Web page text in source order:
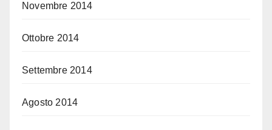
Novembre 2014
Ottobre 2014
Settembre 2014
Agosto 2014